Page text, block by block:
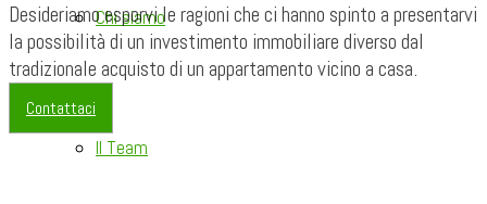
Chi siamo
Il Team
Desideriamo esporvi le ragioni che ci hanno spinto a presentarvi
la possibilità di un investimento immobiliare diverso dal
tradizionale acquisto di un appartamento vicino a casa.
Contattaci